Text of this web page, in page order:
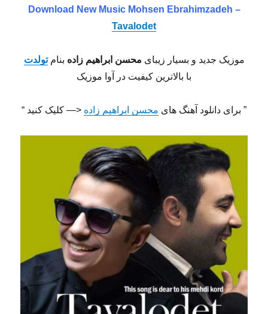
Download New Music Mohsen Ebrahimzadeh –
Tavalodet
موزیک جدید و بسیار زیبای محسن ابراهیم زاده بنامتولدت
با بالاترین کیفیت در آوا موزیک
” برای دانلود آهنگ های محسن ابراهیم زاده <— کلیک کنید “